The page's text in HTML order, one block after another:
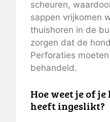
scheuren,
sappen vrijkomen
thuishoren in de
zorgen dat de
Perforaties
behandeld.
Hoe weet je of
heeft ingeslikt?